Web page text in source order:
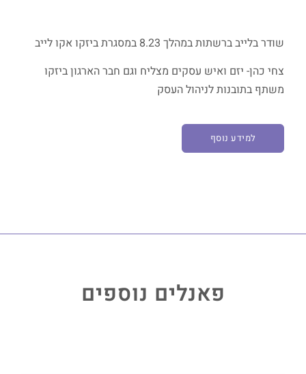
שודר בלייב ברשתות במהלך 8.23 במסגרת ביזקו אקו לייב
צחי כהן- יזם ואיש עסקים מצליח וגם חבר הארגון ביזקו
משתף בתובנות לניהול העסק
למידע נוסף
פאנלים נוספים